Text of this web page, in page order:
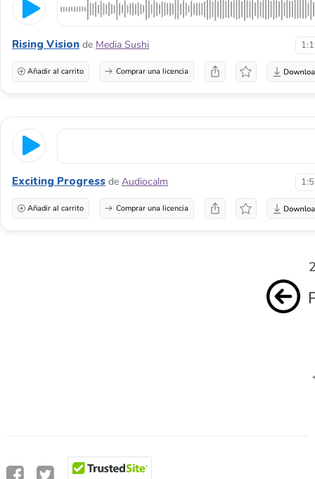
Rising Vision de Media Sushi
Añadir al carrito Comprar una licencia
Exciting Progress de Audiocalm
Añadir al carrito Comprar una licencia